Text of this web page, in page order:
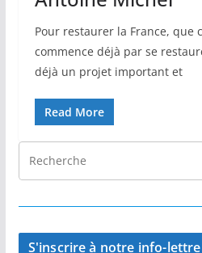
Pour restaurer la France, que
commence déjà par se
déjà un projet important et
Read More
S'inscrire à notre info-lettre